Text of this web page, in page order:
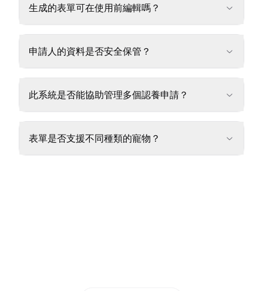
生成的表單可在使用前編輯嗎？
申請人的資料是否安全保管？
此系統是否能協助管理多個認養申請？
表單是否支援不同種類的寵物？